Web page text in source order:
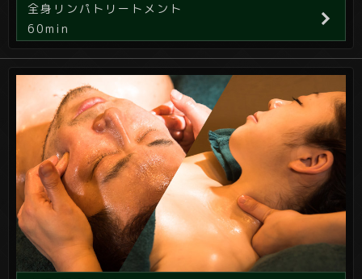
全身リンパトリートメント
60min